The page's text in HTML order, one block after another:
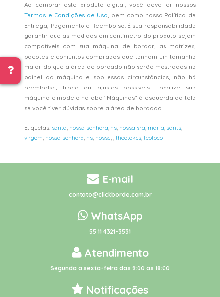
Ao comprar este produto digital, você deve ler nossos
Termos e Condições de Uso, bem como nossa Política de
Entrega, Pagamento e Reembolso. É sua responsabilidade
garantir que as medidas em centímetro do produto sejam
compatíveis com sua máquina de bordar, as matrizes,
pacotes e conjuntos comprados que tenham um tamanho
maior do que a área de bordado não serão mostrados no
painel da máquina e sob essas circunstâncias, não há
reembolso, troca ou ajustes possíveis. Localize sua
máquina e modelo na aba "Máquinas" à esquerda da tela
se você tiver dúvidas sobre a área de bordado.
Etiquetas: santa, nossa senhora, ns, nossa sra, maria, sants,
virgem, nossa senhora, ns, nossa,,theotokos,teotoco
E-mail
contato@clickborde.com.br
WhatsApp
55 11 4321-3531
Atendimento
Segunda a sexta-feira das 9:00 as 18:00
Notificações